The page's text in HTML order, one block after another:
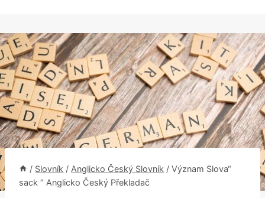
/ Slovník / Anglicko Český Slovník / Význam Slova“
sack “ Anglicko Český Překladač